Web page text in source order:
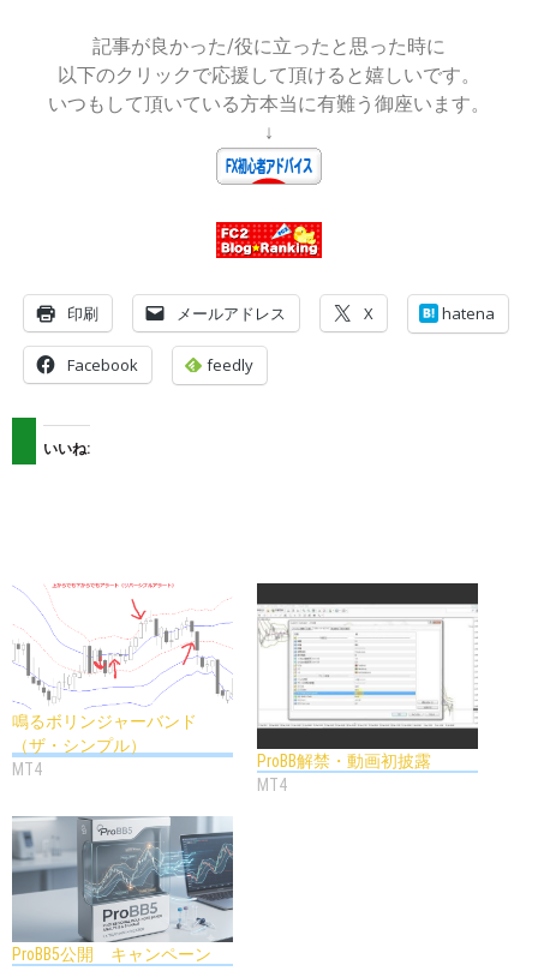
記事が良かった/役に立ったと思った時に
以下のクリックで応援して頂けると嬉しいです。
いつもして頂いている方本当に有難う御座います。
↓
印刷 メールアドレス X hatena
Facebook feedly
いいね:
鳴るボリンジャーバンド
（ザ・シンプル）
MT4
ProBB解禁・動画初披露
MT4
ProBB5公開 キャンペーン